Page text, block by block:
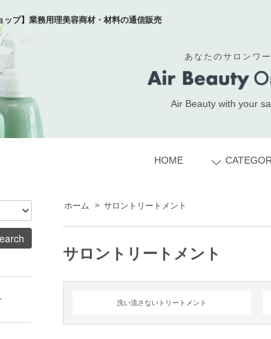
ップ】業務用理美容商材・材料の通信販売
HOME
あなたのサロンワ
Air Beauty with your
ホーム > サロントリートメント
サロントリートメント
洗い流さないトリートメント